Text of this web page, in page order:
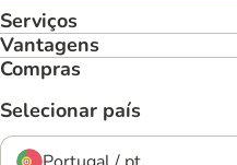
Serviços
Vantagens
Compras
Selecionar país